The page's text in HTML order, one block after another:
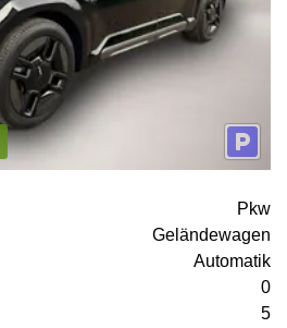
Pkw
Geländewagen
Automatik
0
5